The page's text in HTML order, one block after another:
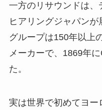
一方のリサウンドは
ヒアリングジャパン
グループは150年以上
メーカーで、1869年
た。
実は世界で初めてヨ